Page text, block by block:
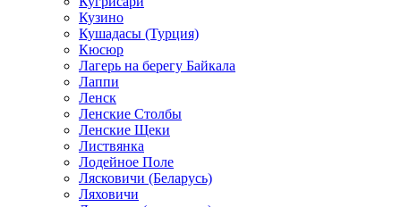
Кузино
Кушадасы (Турция)
Кюсюр
Лагерь на берегу Байкала
Лаппи
Ленск
Ленские Столбы
Ленские Щеки
Листвянка
Лодейное Поле
Лясковичи (Беларусь)
Ляховичи